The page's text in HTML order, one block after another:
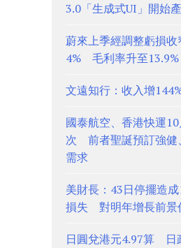
3.0「生成式UI」開始
蔚來上季經調整虧損
4% 毛利率升至13.9%
文遠知行：收入增
國泰航空、香港快運
次 前者聖誕預訂強健
需求
美財長：43日停擺造
損失 對明年增長前景
日圓兌港元4.97算 日